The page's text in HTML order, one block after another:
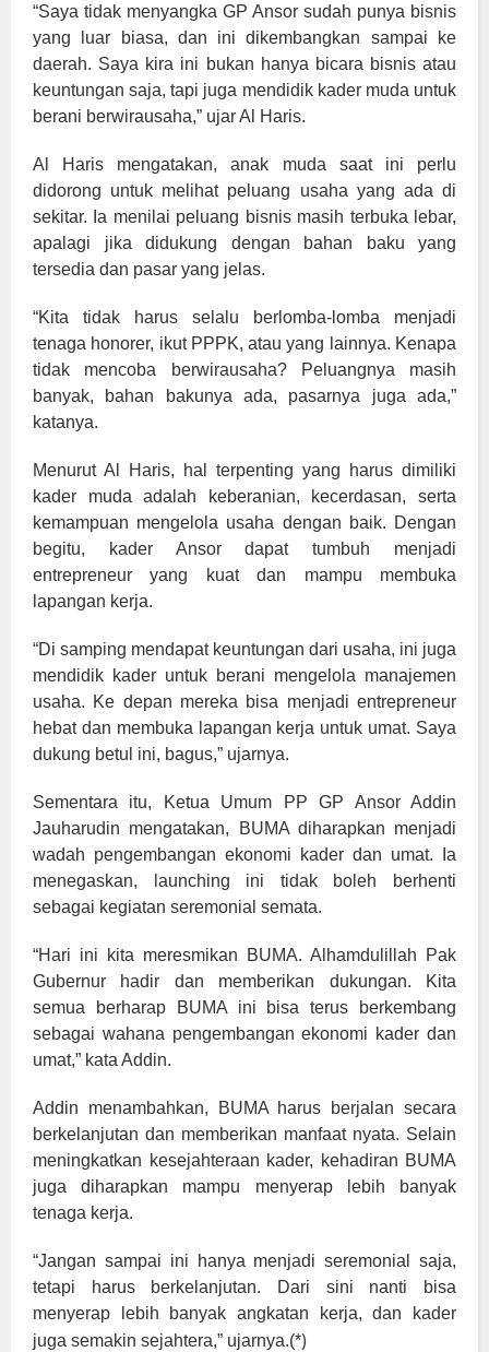
“Saya tidak menyangka GP Ansor sudah punya bisnis
yang luar biasa, dan ini dikembangkan sampai ke
daerah. Saya kira ini bukan hanya bicara bisnis atau
keuntungan saja, tapi juga mendidik kader muda untuk
berani berwirausaha,” ujar Al Haris.
Al Haris mengatakan, anak muda saat ini perlu
didorong untuk melihat peluang usaha yang ada di
sekitar. Ia menilai peluang bisnis masih terbuka lebar,
apalagi jika didukung dengan bahan baku yang
tersedia dan pasar yang jelas.
“Kita tidak harus selalu berlomba-lomba menjadi
tenaga honorer, ikut PPPK, atau yang lainnya. Kenapa
tidak mencoba berwirausaha? Peluangnya masih
banyak, bahan bakunya ada, pasarnya juga ada,”
katanya.
Menurut Al Haris, hal terpenting yang harus dimiliki
kader muda adalah keberanian, kecerdasan, serta
kemampuan mengelola usaha dengan baik. Dengan
begitu, kader Ansor dapat tumbuh menjadi
entrepreneur yang kuat dan mampu membuka
lapangan kerja.
“Di samping mendapat keuntungan dari usaha, ini juga
mendidik kader untuk berani mengelola manajemen
usaha. Ke depan mereka bisa menjadi entrepreneur
hebat dan membuka lapangan kerja untuk umat. Saya
dukung betul ini, bagus,” ujarnya.
Sementara itu, Ketua Umum PP GP Ansor Addin
Jauharudin mengatakan, BUMA diharapkan menjadi
wadah pengembangan ekonomi kader dan umat. Ia
menegaskan, launching ini tidak boleh berhenti
sebagai kegiatan seremonial semata.
“Hari ini kita meresmikan BUMA. Alhamdulillah Pak
Gubernur hadir dan memberikan dukungan. Kita
semua berharap BUMA ini bisa terus berkembang
sebagai wahana pengembangan ekonomi kader dan
umat,” kata Addin.
Addin menambahkan, BUMA harus berjalan secara
berkelanjutan dan memberikan manfaat nyata. Selain
meningkatkan kesejahteraan kader, kehadiran BUMA
juga diharapkan mampu menyerap lebih banyak
tenaga kerja.
“Jangan sampai ini hanya menjadi seremonial saja,
tetapi harus berkelanjutan. Dari sini nanti bisa
menyerap lebih banyak angkatan kerja, dan kader
juga semakin sejahtera,” ujarnya.(*)